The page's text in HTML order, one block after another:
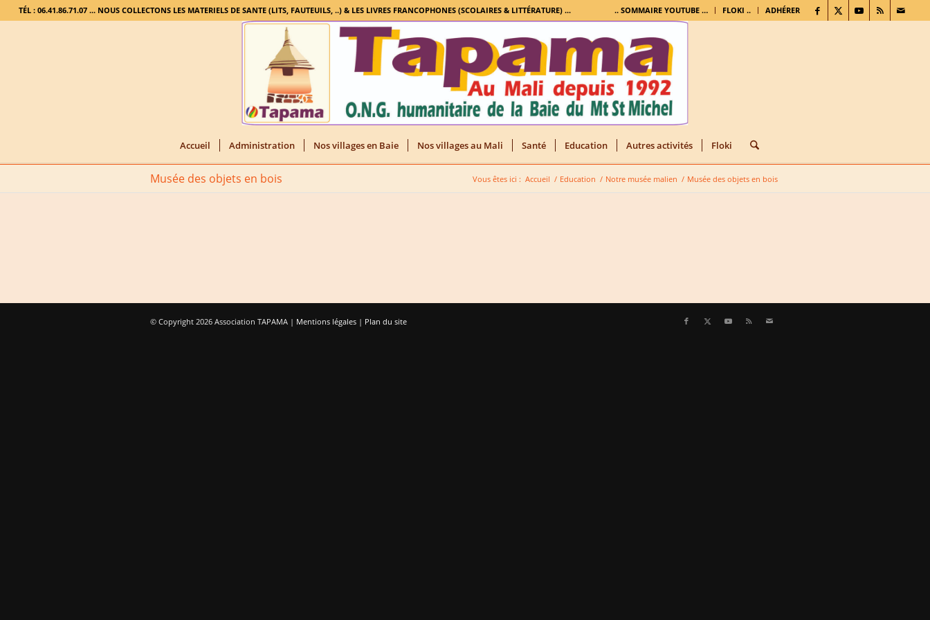
.. SOMMAIRE YOUTUBE … FLOKI .. ADHÉRER
TÉL : 06.41.86.71.07 ... NOUS COLLECTONS LES MATERIELS DE SANTE (LITS, FAUTEUILS, ..) & LES LIVRES FRANCOPHONES (SCOLAIRES & LITTÉRATURE) ...
Accueil Administration Nos villages en Baie Nos villages au Mali Santé Education Autres activités Floki
Musée des objets en bois Vous êtes ici : Accueil / Education / Notre musée malien / Musée des objets en bois
© Copyright 2026 Association TAPAMA | Mentions légales | Plan du site